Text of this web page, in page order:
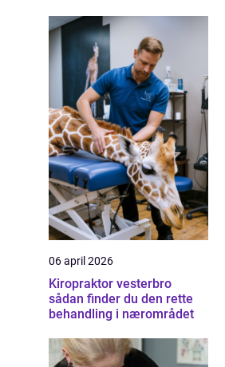
06 april 2026
Kiropraktor vesterbro
sådan finder du den rette
behandling i nærområdet